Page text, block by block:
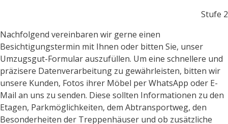
Stufe 2
Nachfolgend vereinbaren wir gerne einen
Besichtigungstermin mit Ihnen oder bitten Sie, unser
Umzugsgut-Formular auszufüllen. Um eine schnellere und
präzisere Datenverarbeitung zu gewährleisten, bitten wir
unsere Kunden, Fotos ihrer Möbel per WhatsApp oder E-
Mail an uns zu senden. Diese sollten Informationen zu den
Etagen, Parkmöglichkeiten, dem Abtransportweg, den
Besonderheiten der Treppenhäuser und ob zusätzliche